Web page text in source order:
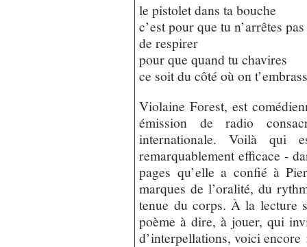
le pistolet dans ta bouche
c’est pour que tu n’arrêtes pas
de respirer
pour que quand tu chavires
ce soit du côté où on
Violaine Forest, est
émission de radio
internationale. Voilà
remarquablement efficace -
pages qu’elle a confié à
marques de l’oralité, du
tenue du corps. À la lecture
poème à dire, à jouer, qui
d’interpellations, voici encore